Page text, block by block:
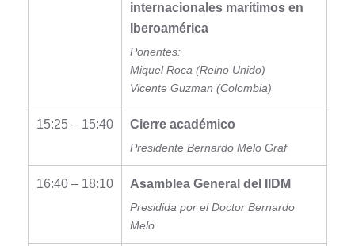
internacionales marítimos en
Iberoamérica
Ponentes:
Miquel Roca (Reino Unido)
Vicente Guzman (Colombia)
15:25 – 15:40 Cierre académico
Presidente Bernardo Melo Graf
16:40 – 18:10 Asamblea General del IIDM
Presidida por el Doctor Bernardo
Melo